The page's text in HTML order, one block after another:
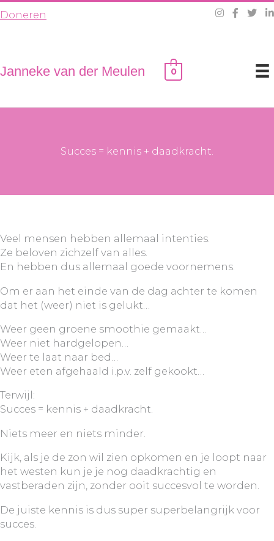
naar
Doneren
Janneke van der Meulen 0
Succes = kennis + daadkracht.
Veel mensen hebben allemaal intenties.
Ze beloven zichzelf van alles.
En hebben dus allemaal goede voornemens.
Om er aan het einde van de dag achter te komen
dat het (weer) niet is gelukt…
Weer geen groene smoothie gemaakt…
Weer niet hardgelopen…
Weer te laat naar bed…
Weer eten afgehaald i.p.v. zelf gekookt…
Terwijl:
Succes = kennis + daadkracht.
Niets meer en niets minder.
Kijk, als je de zon wil zien opkomen en je loopt naar
het westen kun je je nog daadkrachtig en
vastberaden zijn, zonder ooit succesvol te worden.
De juiste kennis is dus super superbelangrijk voor
succes.